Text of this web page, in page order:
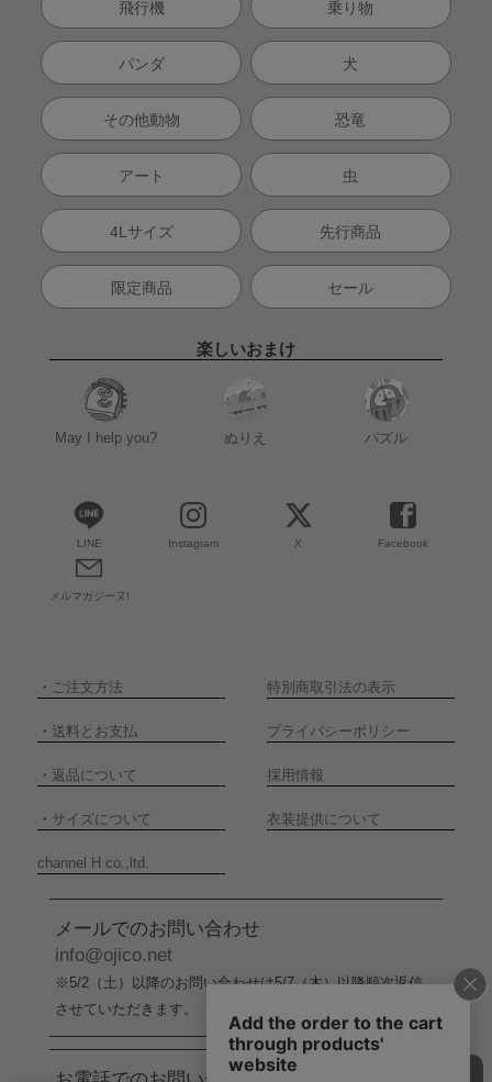
飛行機 乗り物
パンダ 犬
その他動物 恐竜
アート 虫
4Lサイズ 先行商品
限定商品 セール
楽しいおまけ
May I help you? ぬりえ パズル
LINE Instagram X Facebook
メルマガジーヌ!
・ ご注文方法 特別商取引法の表示
・ 送料とお支払 プライバシーポリシー
・ 返品について 採用情報
・ サイズについて 衣装提供について
channel H co.,ltd.
メールでのお問い合わせ
info@ojico.net
※5/2（土）以降のお問い合わせは5/7（木）以降順次返信
させていただきます。